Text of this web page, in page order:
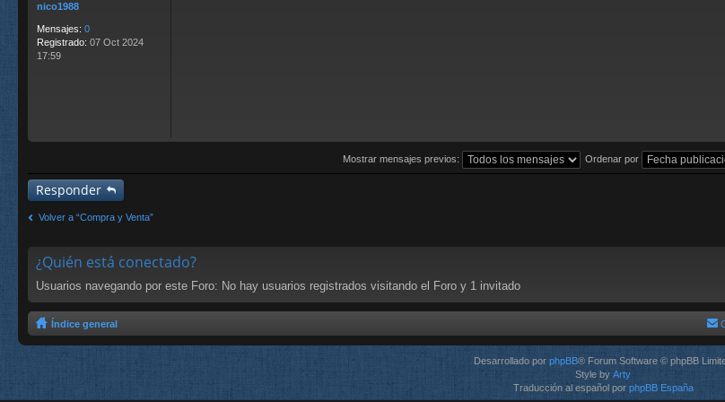
nico1988
Mensajes: 0
Registrado: 07 Oct 2024
17:59
Mostrar mensajes previos: Ordenar por
Responder
Volver a “Compra y Venta”
¿Quién está conectado?
Usuarios navegando por este Foro: No hay usuarios registrados visitando el Foro y 1 invitado
Índice general
Desarrollado por phpBB® Forum Software © phpBB
Style by Arty
Traducción al español por phpBB España